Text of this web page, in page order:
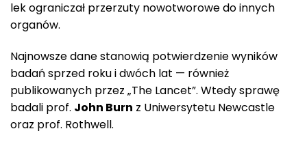
lek ograniczał przerzuty nowotworowe do innych
organów.
Najnowsze dane stanowią potwierdzenie wyników
badań sprzed roku i dwóch lat — również
publikowanych przez „The Lancet”. Wtedy sprawę
badali prof. John Burn z Uniwersytetu Newcastle
oraz prof. Rothwell.